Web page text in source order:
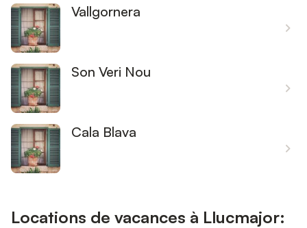
Vallgornera
Son Veri Nou
Cala Blava
Locations de vacances à Llucmajor: